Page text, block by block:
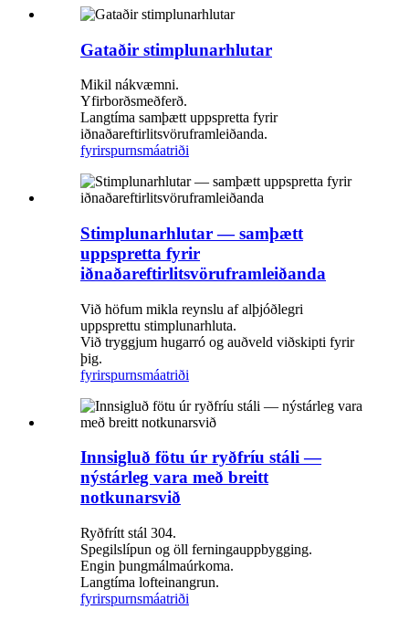
Gataðir stimplunarhlutar
Mikil nákvæmni.
Yfirborðsmeðferð.
Langtíma samþætt uppspretta fyrir
iðnaðareftirlitsvöruframleiðanda.
fyrirspurnsmáatriði
Stimplunarhlutar — samþætt
uppspretta fyrir
iðnaðareftirlitsvöruframleiðanda
Við höfum mikla reynslu af alþjóðlegri
uppsprettu stimplunarhluta.
Við tryggjum hugarró og auðveld viðskipti fyrir
þig.
fyrirspurnsmáatriði
Innsigluð fötu úr ryðfríu stáli —
nýstárleg vara með breitt
notkunarsvið
Ryðfrítt stál 304.
Spegilslípun og öll ferningauppbygging.
Engin þungmálmaúrkoma.
Langtíma lofteinangrun.
fyrirspurnsmáatriði